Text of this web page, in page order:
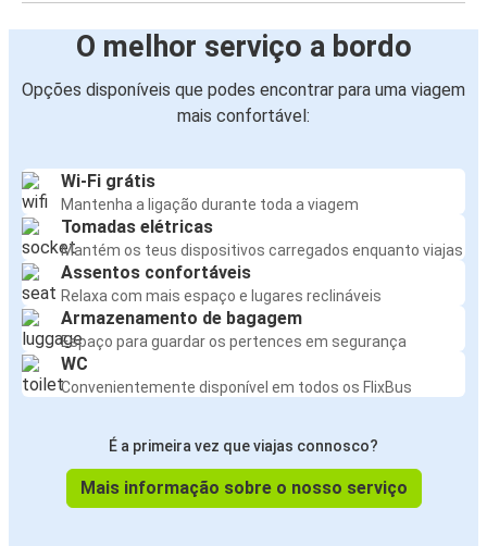
O melhor serviço a bordo
Opções disponíveis que podes encontrar para uma viagem
mais confortável:
Wi-Fi grátis
Mantenha a ligação durante toda a viagem
Tomadas elétricas
Mantém os teus dispositivos carregados enquanto viajas
Assentos confortáveis
Relaxa com mais espaço e lugares reclináveis
Armazenamento de bagagem
Espaço para guardar os pertences em segurança
WC
Convenientemente disponível em todos os FlixBus
É a primeira vez que viajas connosco?
Mais informação sobre o nosso serviço